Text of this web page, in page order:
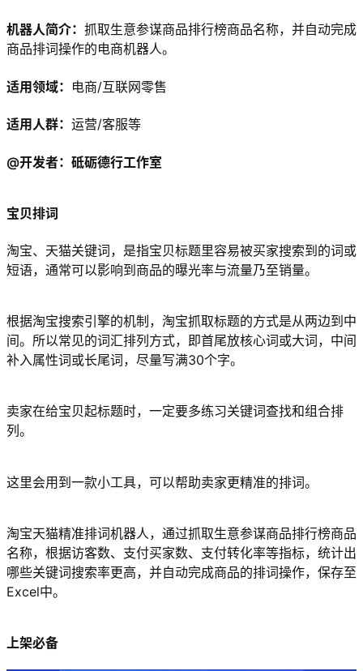
机器人简介： 抓取生意参谋商品排行榜商品名称，并自动完成
商品排词操作的电商机器人。
适用领域： 电商/互联网零售
适用人群： 运营/客服等
@开发者：砥砺德行工作室
宝贝排词
淘宝、天猫关键词，是指宝贝标题里容易被买家搜索到的词或
短语，通常可以影响到商品的曝光率与流量乃至销量。
根据淘宝搜索引擎的机制，淘宝抓取标题的方式是从两边到中
间。所以常见的词汇排列方式，即首尾放核心词或大词，中间
补入属性词或长尾词，尽量写满30个字。
卖家在给宝贝起标题时，一定要多练习关键词查找和组合排
列。
这里会用到一款小工具，可以帮助卖家更精准的排词。
淘宝天猫精准排词机器人，通过抓取生意参谋商品排行榜商品
名称，根据访客数、支付买家数、支付转化率等指标，统计出
哪些关键词搜索率更高，并自动完成商品的排词操作，保存至
Excel中。
上架必备